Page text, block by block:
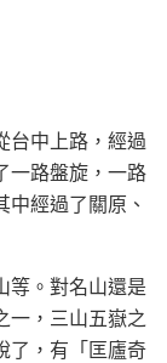
台中上路，經過
一路盤旋，一路
經過了關原、
等。對名山還是
一，三山五嶽之
了，有「匡廬奇